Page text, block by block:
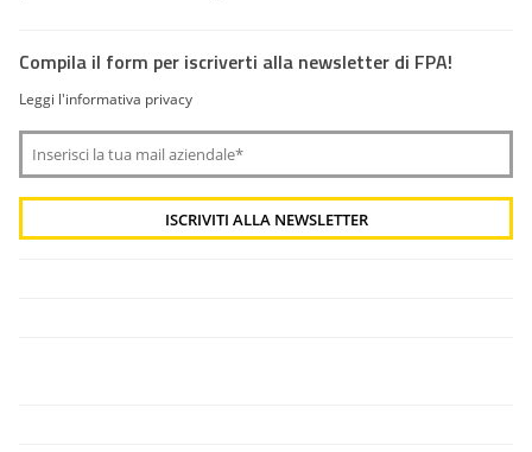
Compila il form per iscriverti alla newsletter di FPA!
Leggi l'informativa privacy